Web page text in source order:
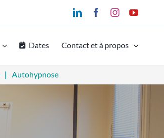
LinkedInFacebookInstagram
Dates Contact et à propos
Autohypnose